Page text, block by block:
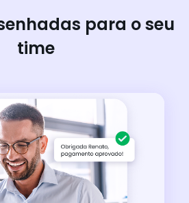
para o seu
time